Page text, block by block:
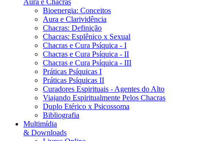
Aura e Chacras
Bioenergia: Conceitos
Aura e Clarividência
Chacras: Definição
Chacras: Esplênico x Sexual
Chacras e Cura Psíquica - I
Chacras e Cura Psíquica - II
Chacras e Cura Psíquica - III
Práticas Psíquicas I
Práticas Psíquicas II
Curadores Espirituais - Agentes do Alto
Viajando Espiritualmente Pelos Chacras
Duplo Etérico x Psicossoma
Bibliografia
Multimídia
& Downloads